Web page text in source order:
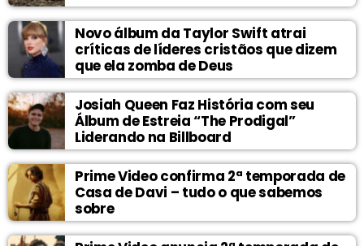
Novo álbum da Taylor Swift atrai
críticas de líderes cristãos que dizem
que ela zomba de Deus
Josiah Queen Faz História com seu
Álbum de Estreia “The Prodigal”
Liderando na Billboard
Prime Video confirma 2ª temporada de
Casa de Davi – tudo o que sabemos
sobre